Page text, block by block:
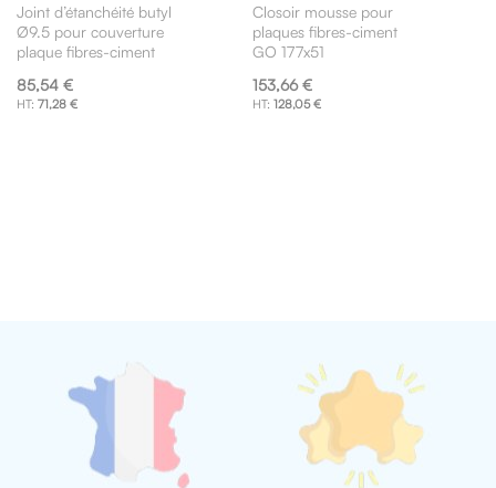
Joint d’étanchéité butyl
Ø9.5 pour couverture
plaque fibres-ciment
85,54 €
71,28 €
Closoir mousse pour
plaques fibres-ciment
GO 177x51
153,66 €
128,05 €